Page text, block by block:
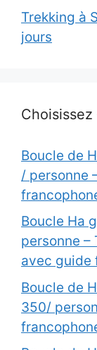
Trekking à
jours
Boucle de
/ personne
Boucle Ha
personne –
avec guide
Boucle de
350/